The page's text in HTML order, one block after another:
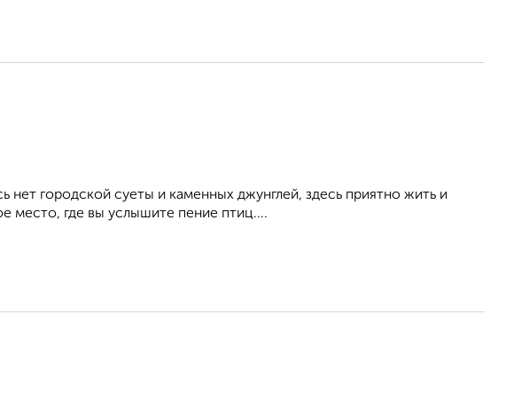
городской суеты и каменных джунглей, здесь приятно жить и
место, где вы услышите пение птиц....